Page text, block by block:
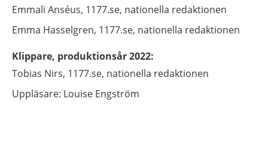
Emmali Anséus, 1177.se, nationella redaktionen
Emma Hasselgren, 1177.se, nationella redaktionen
Klippare, produktionsår 2022:
Tobias Nirs, 1177.se, nationella redaktionen
Uppläsare: Louise Engström